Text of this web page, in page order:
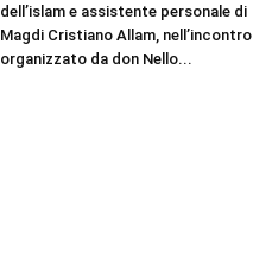
dell’islam e assistente personale di
Magdi Cristiano Allam, nell’incontro
organizzato da don Nello...